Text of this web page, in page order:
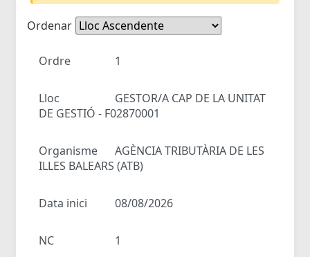
Ordenar
Ordre 1
Lloc
GESTOR/A CAP DE LA UNITAT
DE GESTIÓ - F02870001
Organisme
AGÈNCIA TRIBUTÀRIA DE LES
ILLES BALEARS (ATB)
Data inici 08/08/2026
NC 1